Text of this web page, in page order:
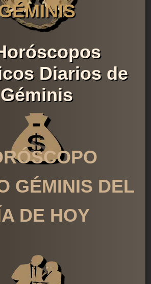
Diarios de
Géminis
GÉMINIS DEL
DE HOY